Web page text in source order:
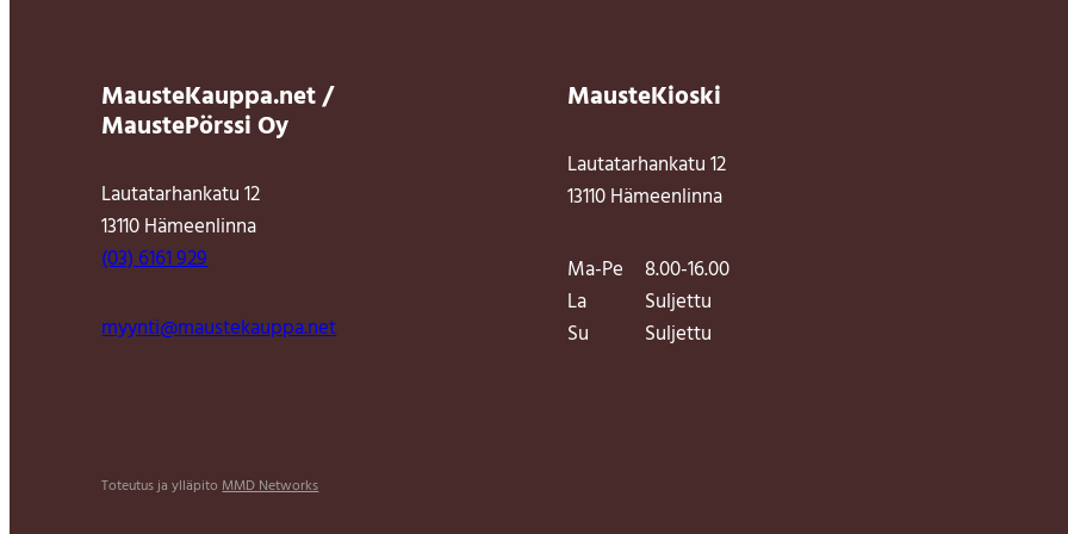
MausteKauppa.net /
MaustePörssi Oy
Lautatarhankatu 12
13110 Hämeenlinna
(03) 6161 929
myynti@maustekauppa.net
MausteKioski
Lautatarhankatu 12
13110 Hämeenlinna
Ma-Pe
8.00-16.00
La
Suljettu
Su
Suljettu
Toteutus ja ylläpitoMMD Networks